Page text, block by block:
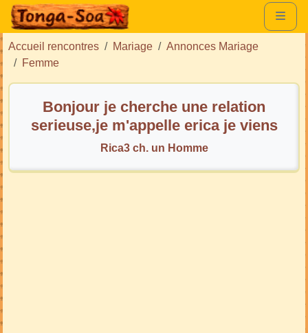
Accueil rencontres Mariage
Annonces Mariage
Femme
Bonjour je cherche une relation
serieuse,je m'appelle erica je viens
de madagascar .
Rica3 ch. un Homme